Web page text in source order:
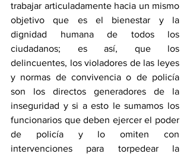
trabajar articuladamente hacia un mismo
objetivo que es el bienestar y la
dignidad humana de todos los
ciudadanos; es así, que los
delincuentes, los violadores de las leyes
y normas de convivencia o de policía
son los directos generadores de la
inseguridad y si a esto le sumamos los
funcionarios que deben ejercer el poder
de policía y lo omiten con
intervenciones para torpedear la